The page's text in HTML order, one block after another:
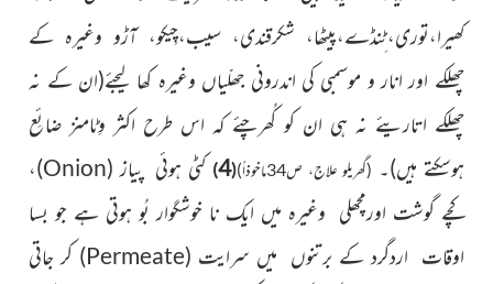
کھیرا،توری،ٹِنڈے،پیٹھا، شکرقندی، سیب،چِیکو، آڑو وغیرہ کے
چھلکے اور انار و موسمبی کی اندرونی جھلّیاں وغیرہ کھا لیجئے(ان کے نہ
چھلکے اتاریئے نہ ہی ان کو کُھرچئے کہ اس طرح اکثر وِٹامنز ضائِع
ہوسکتے ہیں)۔ (گھریلو علاج، ص34ماخوذاً) (
4
) کٹی ہوئی پیاز (
Onion
)،
کچے گوشت اورمچھلی وغیرہ میں ایک نا خوشگوار بُو ہوتی ہے جو بسا
اوقات اردگرد کے برتنوں میں سرایت (
Permeate
) کر جاتی